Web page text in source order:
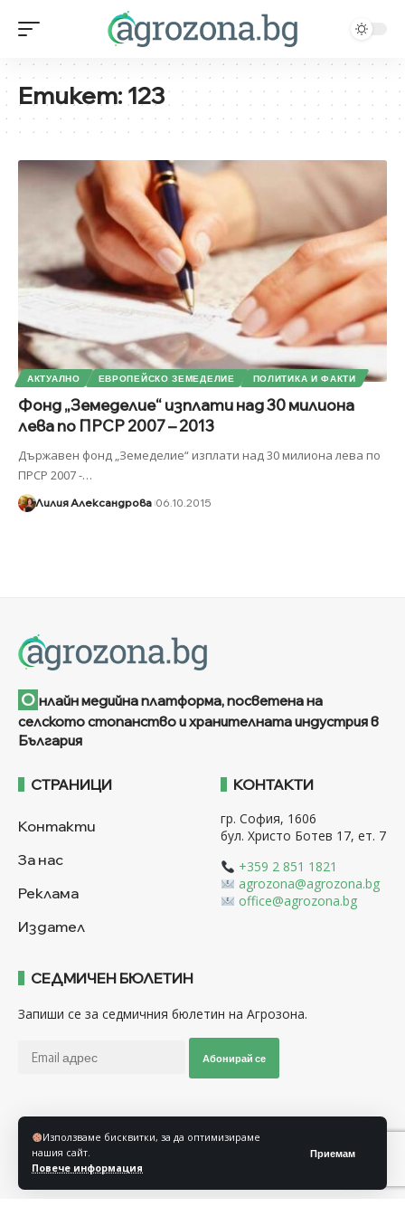
Използваме бисквитки, за да оптимизираме
нашия сайт.
Повече информация
Приемам
Етикет:123
АКТУАЛНО ЕВРОПЕЙСКО ЗЕМЕДЕЛИЕ ПОЛИТИКА И ФАКТИ
Фонд „Земеделие“ изплати над 30 милиона
лева по ПРСР 2007 – 2013
Държавен фонд „Земеделие“ изплати над 30 милиона лева по
ПРСР 2007 -…
Лилия Александрова 06.10.2015
О нлайн медийна платформа, посветена на
селското стопанство и хранителната индустрия в
България
СТРАНИЦИ
Контакти
За нас
Реклама
Издател
КОНТАКТИ
гр. София, 1606
бул. Христо Ботев 17, ет. 7
+359 2 851 1821
agrozona@agrozona.bg
office@agrozona.bg
СЕДМИЧЕН БЮЛЕТИН
Запиши се за седмичния бюлетин на Агрозона.
Абонирай се
Последвайте ни